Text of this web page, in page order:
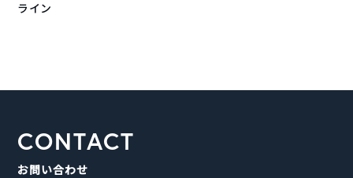
ライン
CONTACT
お問い合わせ